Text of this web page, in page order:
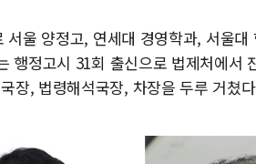
울 양정고, 연세대 경영학과, 서울대
행정고시 31회 출신으로 법제처에서
장, 법령해석국장, 차장을 두루 거쳤